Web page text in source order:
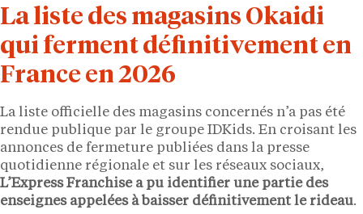
La liste des magasins Okaidi
qui ferment définitivement en
France en 2026
La liste officielle des magasins concernés n’a pas été
rendue publique par le groupe IDKids. En croisant les
annonces de fermeture publiées dans la presse
quotidienne régionale et sur les réseaux sociaux,
L’Express Franchise a pu identifier une partie des
enseignes appelées à baisser définitivement le rideau.